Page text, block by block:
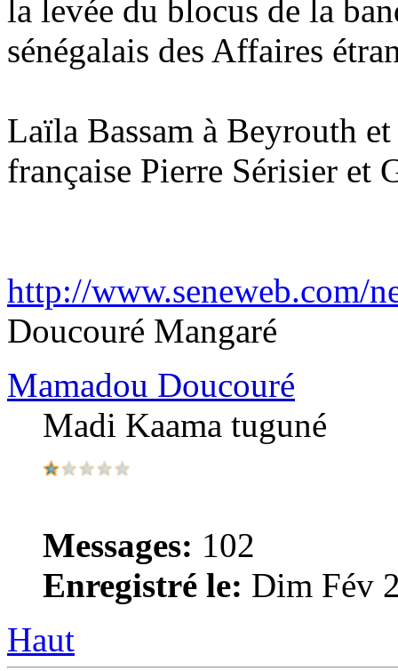
la levée du blocus de la
sénégalais des Affaires
Laïla Bassam à Beyrouth
française Pierre Sérisier et
http://www.seneweb.com/
Doucouré Mangaré
Mamadou Doucouré
Madi Kaama tuguné
Messages: 102
Enregistré le: Dim Fév
Haut